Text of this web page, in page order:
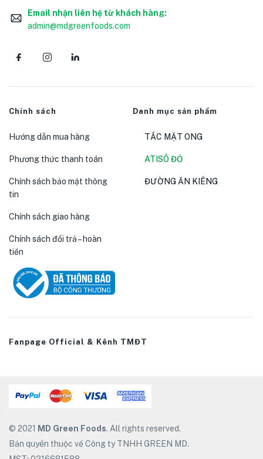
Email nhận liên hệ từ khách hàng:
admin@mdgreenfoods.com
Chính sách
Hướng dẫn mua hàng
Phương thức thanh toán
Chính sách bảo mật thông
tin
Chính sách giao hàng
Chính sách đổi trả – hoàn
tiền
Danh mục sản phẩm
TẮC MẬT ONG
ATISÔ ĐỎ
ĐƯỜNG ĂN KIÊNG
Fanpage Official & Kênh TMĐT
© 2021 MD Green Foods. All rights reserved.
Bản quyền thuộc về Công ty TNHH GREEN MD.